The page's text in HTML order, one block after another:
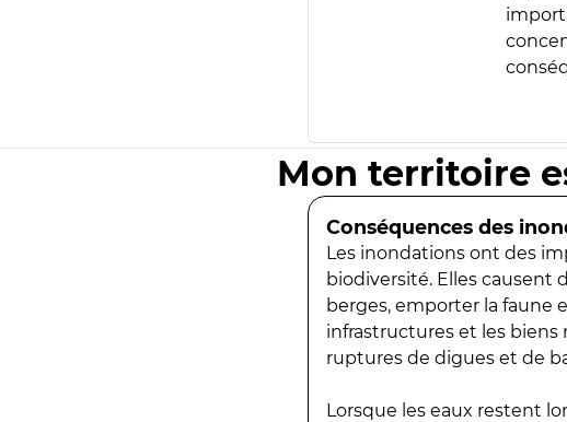
Mon territoire
Conséquences des
Les inondations ont des
biodiversité. Elles causent
berges, emporter la faune
infrastructures et les biens
ruptures de digues et de
Lorsque les eaux restent